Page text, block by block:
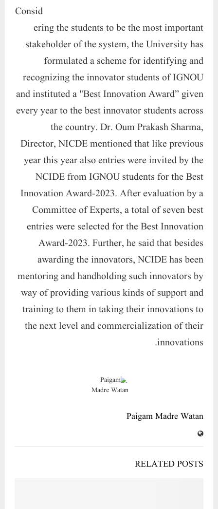
Consid
ering the students to be the most important
stakeholder of the system, the University has
formulated a scheme for identifying and
recognizing the innovator students of IGNOU
and instituted a "Best Innovation Award”given
every year to the best innovator students across
the country. Dr. Oum Prakash Sharma,
Director, NICDE mentioned that like previous
year this year also entries were invited by the
NCIDE from IGNOU students for the Best
Innovation Award-2023. After evaluation by a
Committee of Experts, a total of seven best
entries were selected for the Best Innovation
Award-2023. Further, he said that besides
awarding the innovators, NCIDE has been
mentoring and handholding such innovators by
way of providing various kinds of support and
training to them in taking their innovations to
the next level and commercialization of their
innovations.
Paigam Madre Watan
RELATED POSTS